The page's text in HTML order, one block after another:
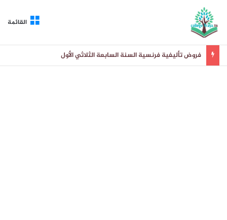
القائمة
فروض تأليفية فرنسية السنة السابعة الثلاثي الأول